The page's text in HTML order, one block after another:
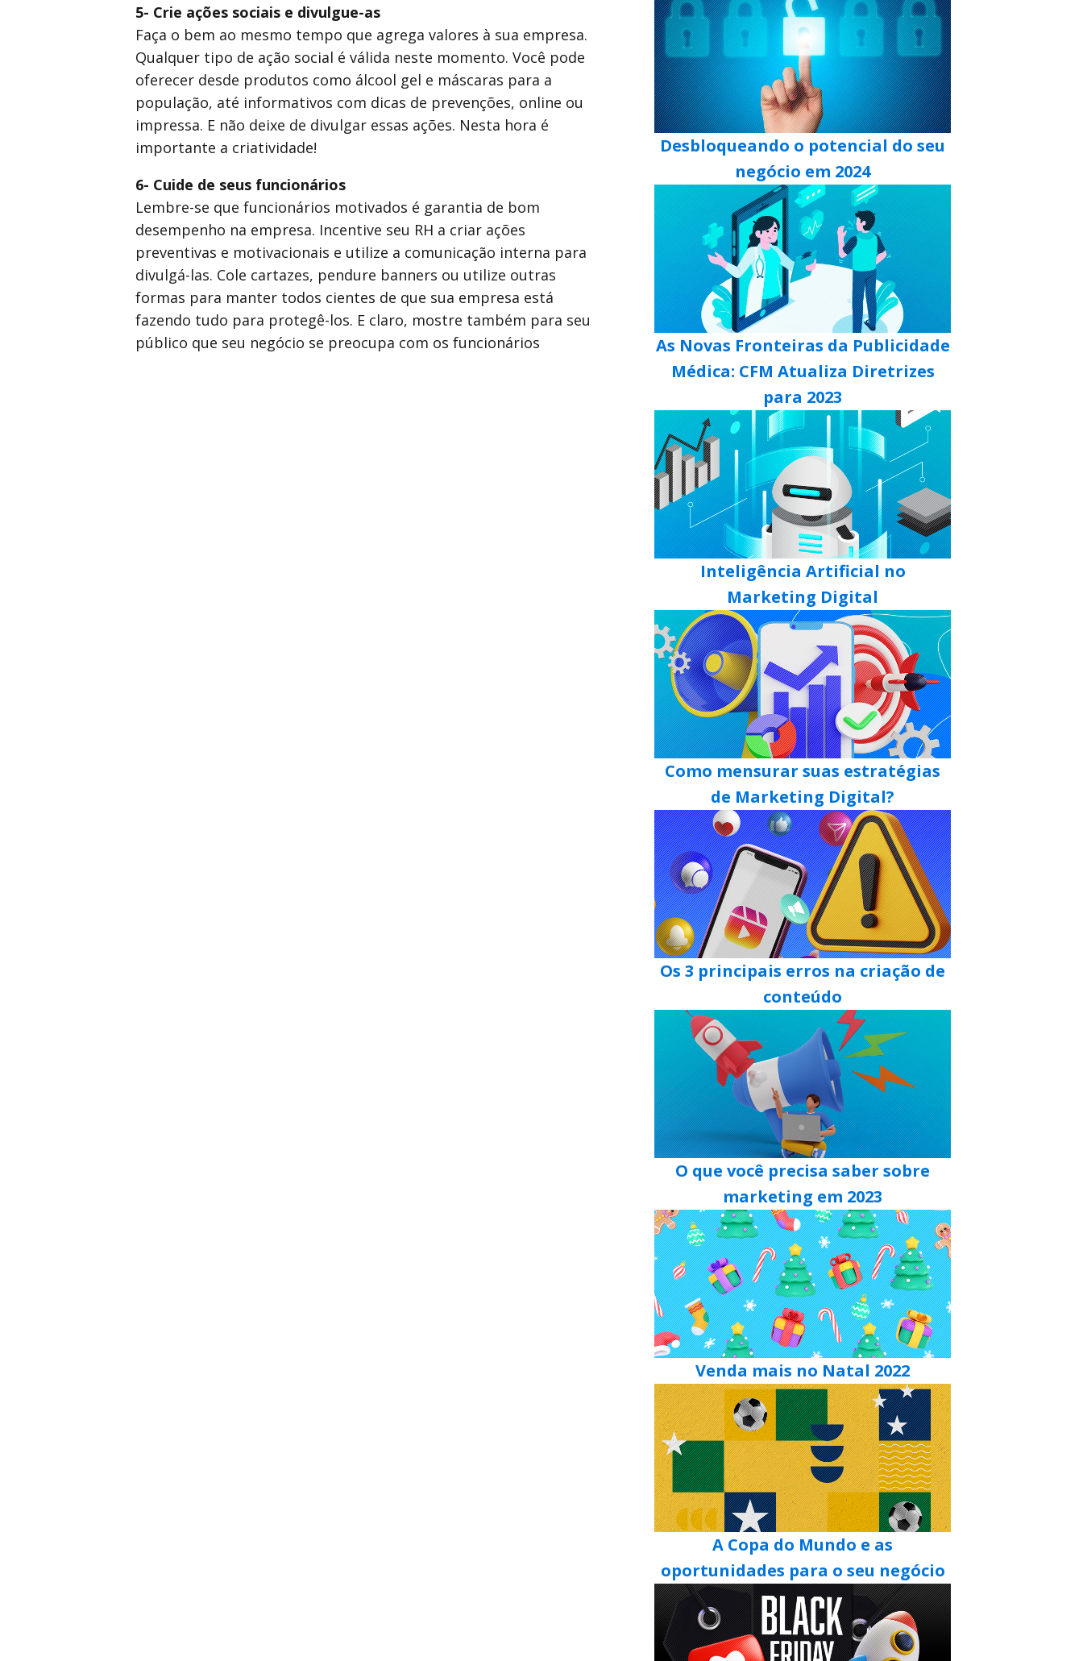
5- Crie ações sociais e divulgue-as
Faça o bem ao mesmo tempo que agrega valores à sua empresa.
Qualquer tipo de ação social é válida neste momento. Você pode
oferecer desde produtos como álcool gel e máscaras para a
população, até informativos com dicas de prevenções, online ou
impressa. E não deixe de divulgar essas ações. Nesta hora é
importante a criatividade!
6- Cuide de seus funcionários
Lembre-se que funcionários motivados é garantia de bom
desempenho na empresa. Incentive seu RH a criar ações
preventivas e motivacionais e utilize a comunicação interna para
divulgá-las. Cole cartazes, pendure banners ou utilize outras
formas para manter todos cientes de que sua empresa está
fazendo tudo para protegê-los. E claro, mostre também para seu
público que seu negócio se preocupa com os funcionários
Desbloqueando o potencial do seu
negócio em 2024
As Novas Fronteiras da Publicidade
Médica: CFM Atualiza Diretrizes
para 2023
Inteligência Artificial no
Marketing Digital
Como mensurar suas estratégias
de Marketing Digital?
Os 3 principais erros na criação de
conteúdo
O que você precisa saber sobre
marketing em 2023
Venda mais no Natal 2022
A Copa do Mundo e as
oportunidades para o seu negócio